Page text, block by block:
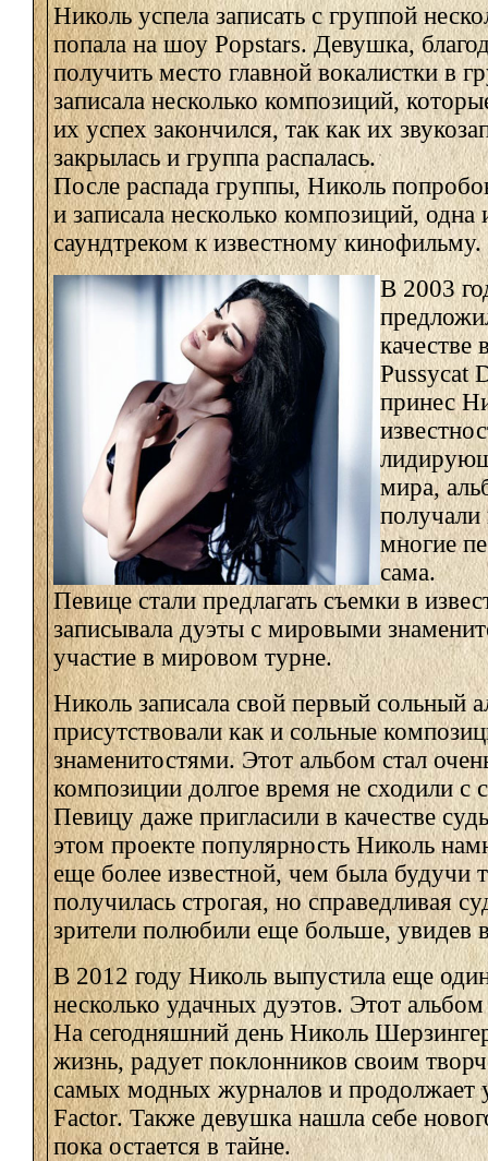
Николь успела записать с группой
попала на шоу Popstars. Девушка,
получить место главной вокалистки в
записала несколько композиций,
их успех закончился, так как их
закрылась и группа распалась.
После распада группы, Николь
и записала несколько композиций, одна
саундтреком к известному кинофильму.
В 2003
качестве
Pussycat
принес
мира,
получали
многие
сама.
Певице стали предлагать съемки в
записывала дуэты с мировыми
участие в мировом турне.
Николь записала свой первый сольный
присутствовали как и сольные
знаменитостями. Этот альбом стал
композиции долгое время не сходили
Певицу даже пригласили в качестве
этом проекте популярность Николь
еще более известной, чем была будучи
получилась строгая, но справедливая
зрители полюбили еще больше, увидев
В 2012 году Николь выпустила еще
несколько удачных дуэтов. Этот
На сегодняшний день Николь
жизнь, радует поклонников своим
самых модных журналов и продолжает
Factor. Также девушка нашла себе
пока остается в тайне.